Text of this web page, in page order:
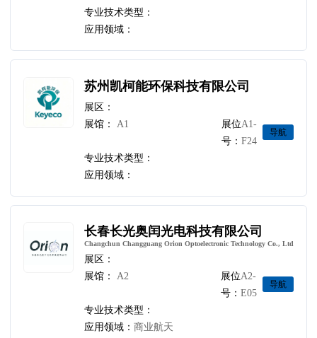
专业技术类型：
应用领域：
苏州凯柯能环保科技有限公司
展区：
展馆：
A1
展位
号：
A1-
F24
导航
专业技术类型：
应用领域：
长春长光奥闰光电科技有限公司
Changchun Changguang Orion Optoelectronic Technology Co., Ltd
展区：
展馆：
A2
展位
号：
A2-
E05
导航
专业技术类型：
应用领域：商业航天